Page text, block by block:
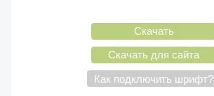
Скачать
Скачать для сайта
Как подключить шрифт?